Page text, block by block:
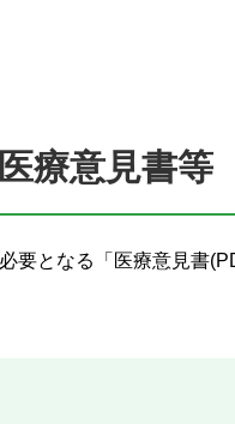
療意見書等
要となる「医療意見書